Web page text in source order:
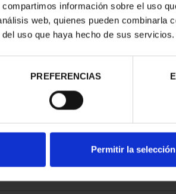
información sobre el uso
web, quienes pueden combinarla
uso que haya hecho de sus servicios.
PREFERENCIAS
Permitir la selección
PROVINCIA